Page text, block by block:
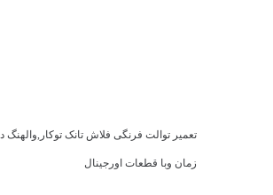
تعمیر توالت فرنگی فلاش تانک توکار,والهنگ
زمان وبا قطعات اورجینال